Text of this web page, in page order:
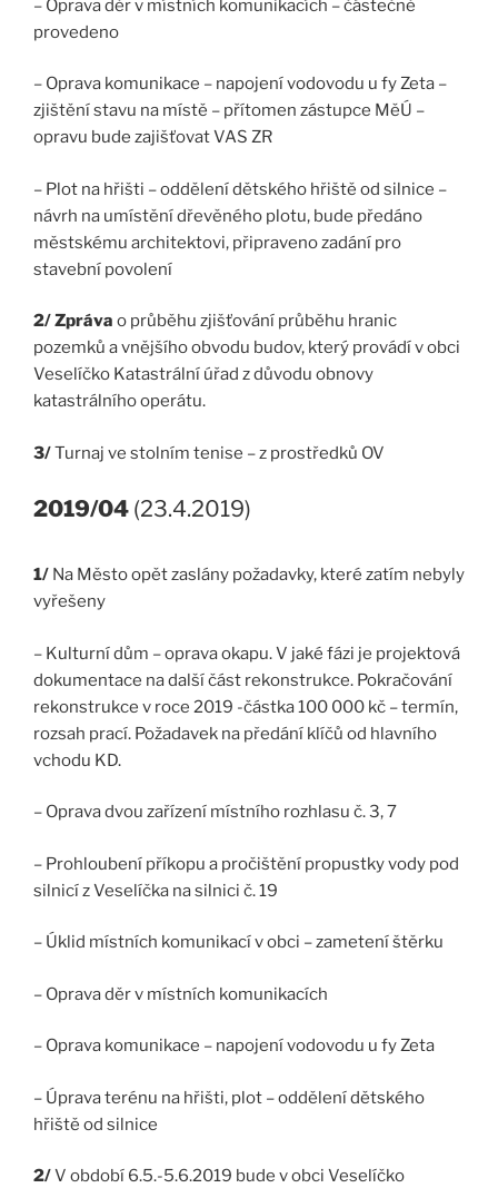
– Oprava děr v místních komunikacích – částečně
provedeno
– Oprava komunikace – napojení vodovodu u fy Zeta –
zjištění stavu na místě – přítomen zástupce MěÚ –
opravu bude zajišťovat VAS ZR
– Plot na hřišti – oddělení dětského hřiště od silnice –
návrh na umístění dřevěného plotu, bude předáno
městskému architektovi, připraveno zadání pro
stavební povolení
2/ Zpráva o průběhu zjišťování průběhu hranic
pozemků a vnějšího obvodu budov, který provádí v obci
Veselíčko Katastrální úřad z důvodu obnovy
katastrálního operátu.
3/Turnaj ve stolním tenise – z prostředků OV
2019/04 (23.4.2019)
1/ Na Město opět zaslány požadavky, které zatím nebyly
vyřešeny
– Kulturní dům – oprava okapu. V jaké fázi je projektová
dokumentace na další část rekonstrukce. Pokračování
rekonstrukce v roce 2019 -částka 100 000 kč – termín,
rozsah prací. Požadavek na předání klíčů od hlavního
vchodu KD.
– Oprava dvou zařízení místního rozhlasu č. 3, 7
– Prohloubení příkopu a pročištění propustky vody pod
silnicí z Veselíčka na silnici č. 19
– Úklid místních komunikací v obci – zametení štěrku
– Oprava děr v místních komunikacích
– Oprava komunikace – napojení vodovodu u fy Zeta
– Úprava terénu na hřišti, plot – oddělení dětského
hřiště od silnice
2/V období 6.5.-5.6.2019 bude v obci Veselíčko